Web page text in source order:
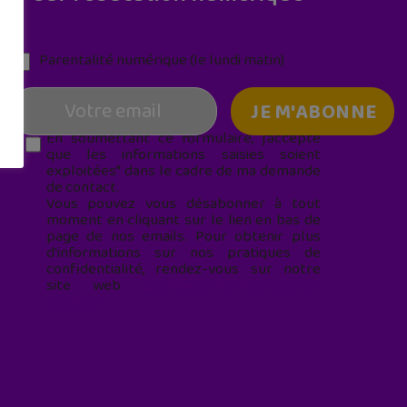
Parentalité numérique (le lundi matin)
En soumettant ce formulaire, j’accepte
que les informations saisies soient
exploitées* dans le cadre de ma demande
de contact.
Vous pouvez vous désabonner à tout
moment en cliquant sur le lien en bas de
page de nos emails. Pour obtenir plus
d'informations sur nos pratiques de
confidentialité, rendez-vous sur notre
site web